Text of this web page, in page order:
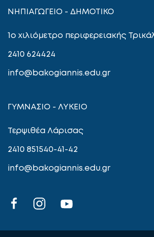
ΝΗΠΙΑΓΩΓΕΙΟ - ΔΗΜΟΤΙΚΟ
1ο χιλιόμετρο περιφερειακής
2410 624424
info@bakogiannis.edu.gr
ΓΥΜΝΑΣΙΟ - ΛΥΚΕΙΟ
Τερψιθέα Λάρισας
2410 851540-41-42
info@bakogiannis.edu.gr